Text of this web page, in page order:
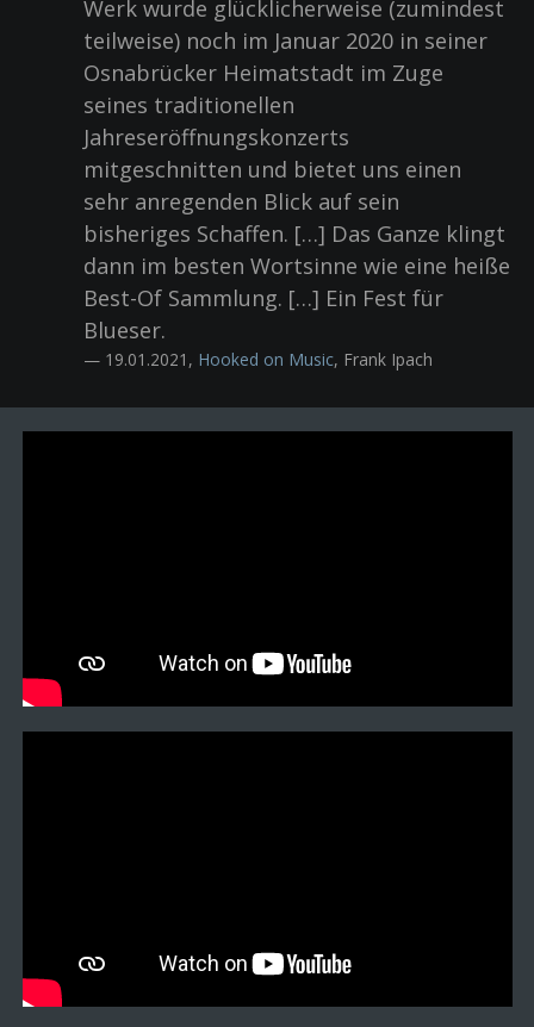
Werk wurde glücklicherweise (zumindest
teilweise) noch im Januar 2020 in seiner
Osnabrücker Heimatstadt im Zuge
seines traditionellen
Jahreseröffnungskonzerts
mitgeschnitten und bietet uns einen
sehr anregenden Blick auf sein
bisheriges Schaffen. […] Das Ganze klingt
dann im besten Wortsinne wie eine heiße
Best-Of Sammlung. […] Ein Fest für
Blueser.
— 19.01.2021, Hooked on Music, Frank Ipach